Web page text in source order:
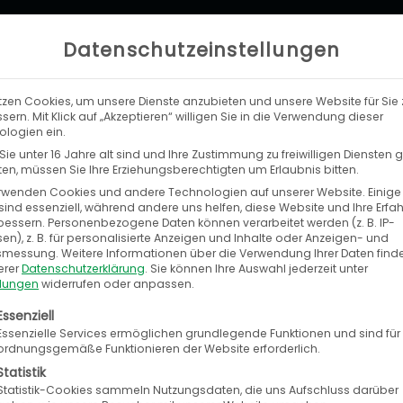
LEISTUNGEN UNTERNEHMEN
auf dem
Melchior/7. Februar 2019
Sie zur beliebten Konferenz unseres
Datenschutzeinstellungen
Cookies, um unsere Dienste anzubieten und unsere Website für Sie
Mit Klick auf „Akzeptieren“ willigen Sie in die Verwendung dieser
ein.
unter 16 Jahre alt sind und Ihre Zustimmung zu freiwilligen Diensten
müssen Sie Ihre Erziehungsberechtigten um Erlaubnis bitten.
Cookies und andere Technologien auf unserer Website.
essenziell, während andere uns helfen, diese Website und Ihre
Personenbezogene Daten können verarbeitet werden (z. B. IP-
z. B. für personalisierte Anzeigen und Inhalte oder Anzeigen- und
Weitere Informationen über die Verwendung Ihrer Daten
Datenschutzerklärung. Sie können Ihre Auswahl jederzeit unter
widerrufen oder anpassen.
eine Liste der Service-Gruppen, für die eine
Services ermöglichen grundlegende Funktionen und sind
Funktionieren der Website erforderlich.
Cookies sammeln Nutzungsdaten, die uns Aufschluss darüber